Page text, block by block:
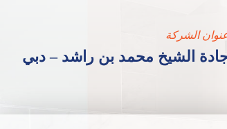
الشركة
الشيخ محمد بن راشد – دبي